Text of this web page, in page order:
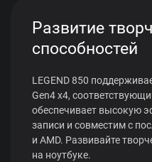
Развитие
способностей
LEGEND 850
Gen4 x4,
обеспечивает высокую
записи и совместим с
и AMD. Развивайте
на ноутбуке.